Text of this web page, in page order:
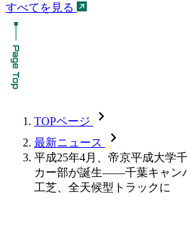
すべてを見る
TOPページ chevron_forward
最新ニュース chevron_forward
平成25年4月、帝京平成大学
カー部が誕生――千葉キャン
工芝、全天候型トラックに